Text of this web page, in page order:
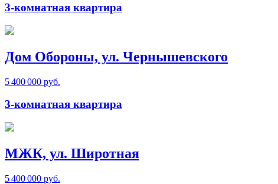
3-комнатная квартира
Дом Обороны, ул. Чернышевского
5 400 000 руб.
3-комнатная квартира
МЖК, ул. Широтная
5 400 000 руб.